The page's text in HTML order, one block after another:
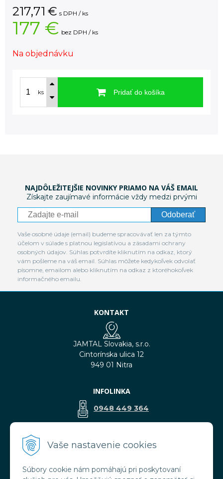
Vaše nastavenie cookies
Súbory cookie nám pomáhajú pri poskytovaní
217,71 € s DPH / ks
177 € bez DPH / ks
Na objednávku
ks Pridať do košíka
NAJDÔLEŽITEJŠIE NOVINKY PRIAMO NA VÁŠ EMAIL
Získajte zaujímavé informácie vždy medzi prvými
Odoberať
Vaše osobné údaje (email) budeme spracovávať len za týmto
účelom v súlade s platnou legislatívou a zásadami ochrany
osobných údajov. Súhlas potvrdíte kliknutím na odkaz, ktorý
vám pošleme na váš email. Súhlas môžete kedykoľvek odvolať
písomne, emailom alebo kliknutím na odkaz z ktoréhokoľvek
informačného emailu.
KONTAKT
JAMTAL Slovakia, s.r.o.
Cintorínska ulica 12
949 01 Nitra
INFOLINKA
0948 449 364
VŠETKO O NÁKUPE